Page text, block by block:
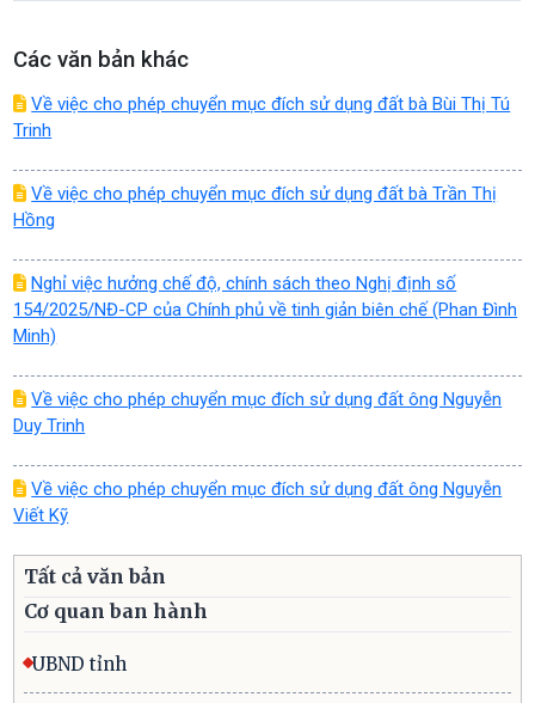
Các văn bản khác
Về việc cho phép chuyển mục đích sử dụng đất bà Bùi Thị Tú
Trinh
Về việc cho phép chuyển mục đích sử dụng đất bà Trần Thị
Hồng
Nghỉ việc hưởng chế độ, chính sách theo Nghị định số
154/2025/NĐ-CP của Chính phủ về tinh giản biên chế (Phan Đình
Minh)
Về việc cho phép chuyển mục đích sử dụng đất ông Nguyễn
Duy Trinh
Về việc cho phép chuyển mục đích sử dụng đất ông Nguyễn
Viết Kỹ
Tất cả văn bản
Cơ quan ban hành
UBND tỉnh